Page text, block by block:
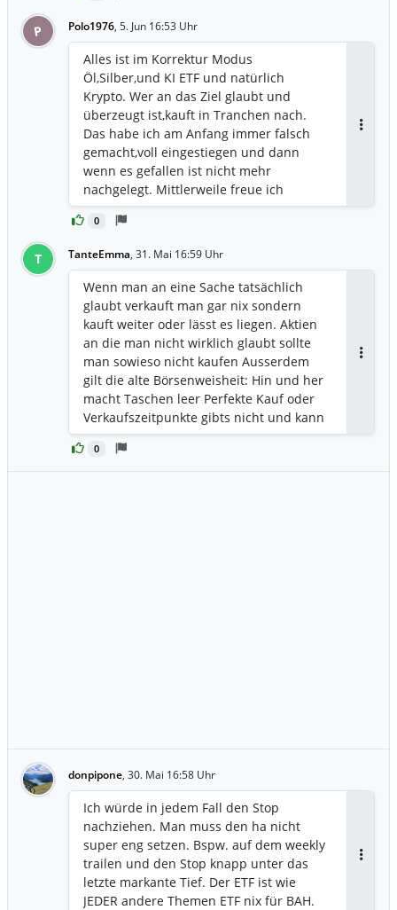
P Polo1976, 5. Jun 16:53 Uhr
0
Alles ist im Korrektur Modus
Öl,Silber,und KI ETF und natürlich
Krypto. Wer an das Ziel glaubt und
überzeugt ist,kauft in Tranchen nach.
Das habe ich am Anfang immer falsch
gemacht,voll eingestiegen und dann
wenn es gefallen ist nicht mehr
nachgelegt. Mittlerweile freue ich
mich,wenn ich günstiger nachlegen kann
und mein Depot bestätigt mich!
T TanteEmma, 31. Mai 16:59 Uhr
0
Wenn man an eine Sache tatsächlich
glaubt verkauft man gar nix sondern
kauft weiter oder lässt es liegen. Aktien
an die man nicht wirklich glaubt sollte
man sowieso nicht kaufen Ausserdem
gilt die alte Börsenweisheit: Hin und her
macht Taschen leer Perfekte Kauf oder
Verkaufszeitpunkte gibts nicht und kann
niemand wissen deshalb sollte man
auch nur eine Langfriststrategie
verfolgen
donpipone, 30. Mai 16:58 Uhr
Ich würde in jedem Fall den Stop
nachziehen. Man muss den ha nicht
super eng setzen. Bspw. auf dem weekly
trailen und den Stop knapp unter das
letzte markante Tief. Der ETF ist wie
JEDER andere Themen ETF nix für BAH.